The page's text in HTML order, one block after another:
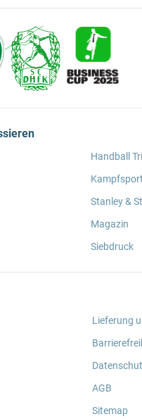
Handball
Stanley &
Magazin
Siebdruck
Lieferung
AGB
Sitemap